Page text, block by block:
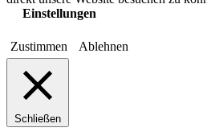
Einstellungen
Zustimmen Ablehnen
Schließen